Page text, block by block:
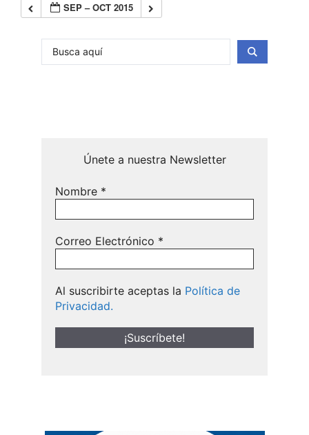
SEP – OCT 2015
Únete a nuestra Newsletter
Nombre *
Correo Electrónico *
Al suscribirte aceptas la Política de
Privacidad.